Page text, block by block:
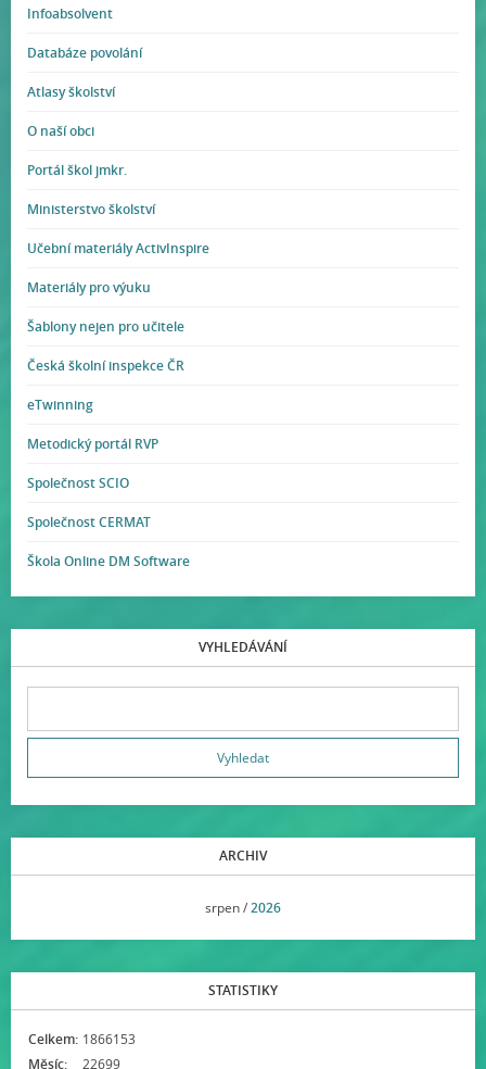
Infoabsolvent
Databáze povolání
Atlasy školství
O naší obci
Portál škol jmkr.
Ministerstvo školství
Učební materiály ActivInspire
Materiály pro výuku
Šablony nejen pro učitele
Česká školní inspekce ČR
eTwinning
Metodický portál RVP
Společnost SCIO
Společnost CERMAT
Škola Online DM Software
VYHLEDÁVÁNÍ
ARCHIV
srpen /2026
STATISTIKY
Celkem: 1866153
Měsíc:
22699